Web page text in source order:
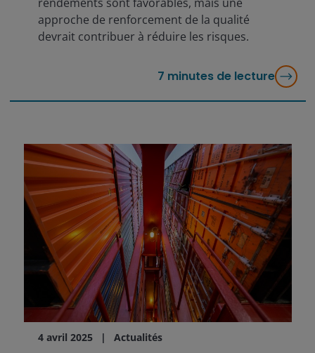
approche de renforcement de la qualité
devrait contribuer à réduire les risques.
7 minutes de lecture
4 avril 2025 Actualités